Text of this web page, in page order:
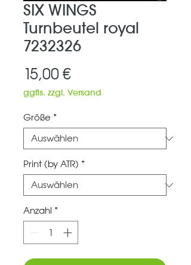
SIX WINGS
Turnbeutel royal
7232326
15,00 €Preis
ggfls. zzgl. Versand
Größe *
Print (by ATR) *
Anzahl *